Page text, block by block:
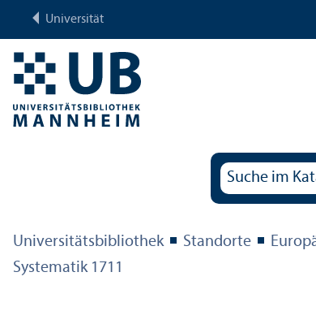
Universität
Universitäts­bibliothek Standorte
Systematik 1711